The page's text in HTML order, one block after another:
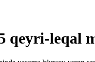
leqal